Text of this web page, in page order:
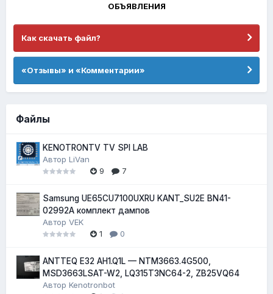
ОБЪЯВЛЕНИЯ
Как скачать файл?
«Отзывы» и «Комментарии»
Файлы
KENOTRONTV TV SPI LAB
Автор LiVan
9
7
Samsung UE65CU7100UXRU KANT_SU2E BN41-
02992A комплект дампов
Автор VEK
1
0
ANTTEQ E32 AH1.Q1L — NTM3663.4G500,
MSD3663LSAT-W2, LQ315T3NC64-2, ZB25VQ64
Автор Kenotronbot